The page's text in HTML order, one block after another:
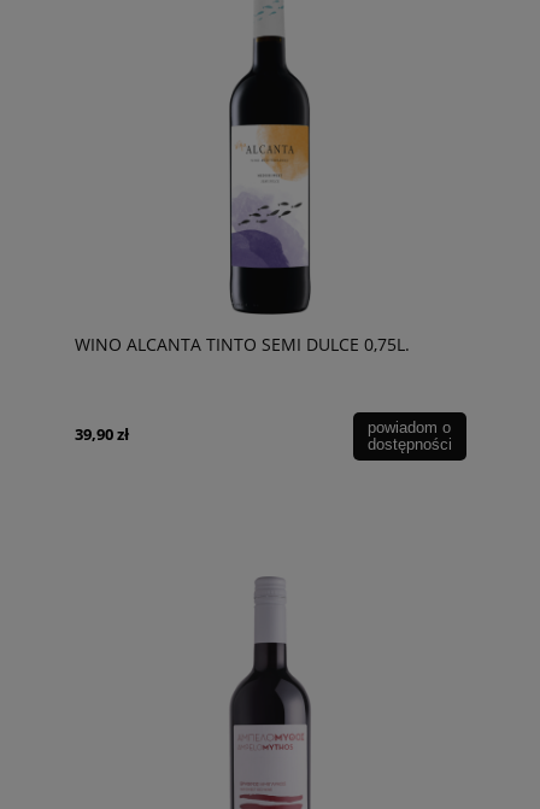
WINO ALCANTA TINTO SEMI DULCE 0,75L.
39,90 zł
powiadom o
dostępności